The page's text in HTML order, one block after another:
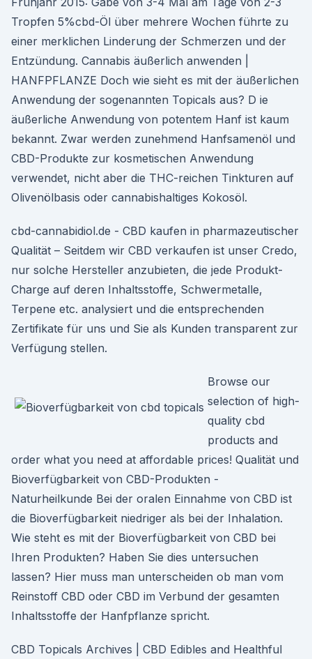
Tropfen 5%cbd-Öl über mehrere Wochen führte zu
einer merklichen Linderung der Schmerzen und der
Entzündung. Cannabis äußerlich anwenden |
HANFPFLANZE Doch wie sieht es mit der äußerlichen
Anwendung der sogenannten Topicals aus? D ie
äußerliche Anwendung von potentem Hanf ist kaum
bekannt. Zwar werden zunehmend Hanfsamenöl und
CBD-Produkte zur kosmetischen Anwendung
verwendet, nicht aber die THC-reichen Tinkturen auf
Olivenölbasis oder cannabishaltiges Kokosöl.
cbd-cannabidiol.de - CBD kaufen in pharmazeutischer
Qualität – Seitdem wir CBD verkaufen ist unser Credo,
nur solche Hersteller anzubieten, die jede Produkt-
Charge auf deren Inhaltsstoffe, Schwermetalle,
Terpene etc. analysiert und die entsprechenden
Zertifikate für uns und Sie als Kunden transparent zur
Verfügung stellen.
Browse our
selection of high-
quality cbd
products and
order what you need at affordable prices! Qualität und
Bioverfügbarkeit von CBD-Produkten -
Naturheilkunde Bei der oralen Einnahme von CBD ist
die Bioverfügbarkeit niedriger als bei der Inhalation.
Wie steht es mit der Bioverfügbarkeit von CBD bei
Ihren Produkten? Haben Sie dies untersuchen
lassen? Hier muss man unterscheiden ob man vom
Reinstoff CBD oder CBD im Verbund der gesamten
Inhaltsstoffe der Hanfpflanze spricht.
CBD Topicals Archives | CBD Edibles and Healthful